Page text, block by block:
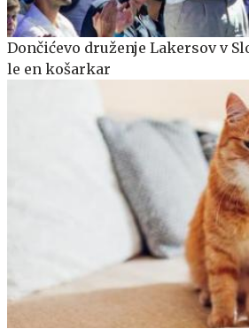
Dončićevo druženje Lakersov v
le en košarkar